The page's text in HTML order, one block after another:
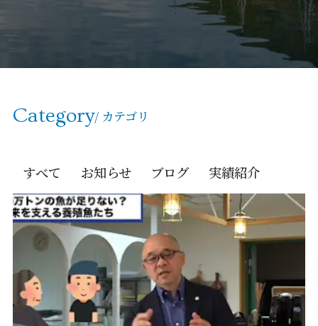
Category/ カテゴリ
すべて お知らせ ブログ 実績紹介